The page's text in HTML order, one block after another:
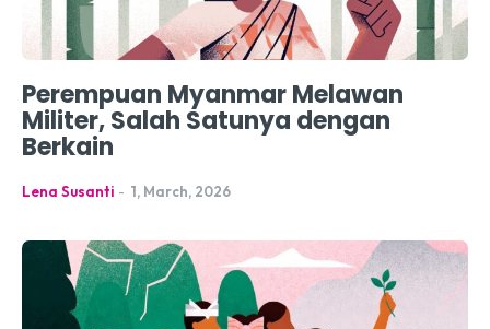
Perempuan Myanmar Melawan
Militer, Salah Satunya dengan
Berkain
Lena Susanti - 1, March, 2026